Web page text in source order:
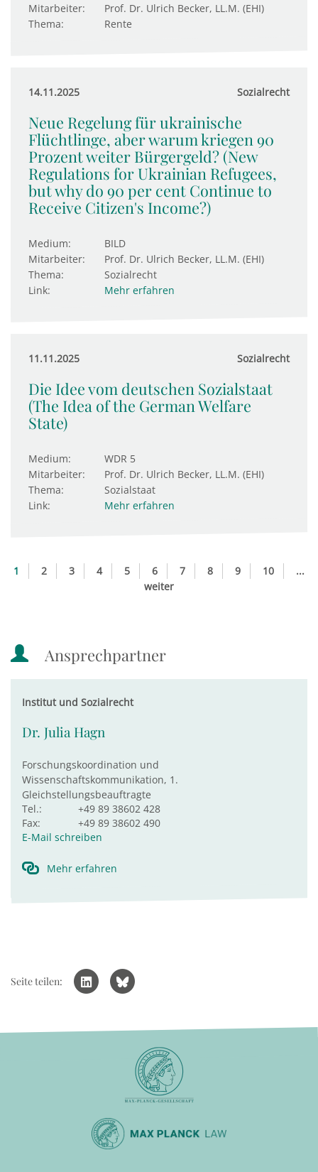
Mitarbeiter:
Prof. Dr. Ulrich Becker, LL.M. (EHI)
Thema:
Rente
14.11.2025 Sozialrecht
Neue Regelung für ukrainische
Flüchtlinge, aber warum kriegen 90
Prozent weiter Bürgergeld? (New
Regulations for Ukrainian Refugees,
but why do 90 per cent Continue to
Receive Citizen's Income?)
Medium:
BILD
Mitarbeiter:
Prof. Dr. Ulrich Becker, LL.M. (EHI)
Thema:
Sozialrecht
Link:
Mehr erfahren
11.11.2025 Sozialrecht
Die Idee vom deutschen Sozialstaat
(The Idea of the German Welfare
State)
Medium:
WDR 5
Mitarbeiter:
Prof. Dr. Ulrich Becker, LL.M. (EHI)
Thema:
Sozialstaat
Link:
Mehr erfahren
1 2 3 4 5 6 7 8 9 10
...
weiter
Ansprechpartner
Institut und Sozialrecht
Dr. Julia Hagn
Forschungskoordination und
Wissenschaftskommunikation, 1.
Gleichstellungsbeauftragte
Tel.:
+49 89 38602 428
Fax:
+49 89 38602 490
E-Mail schreiben
Mehr erfahren
Seite teilen: